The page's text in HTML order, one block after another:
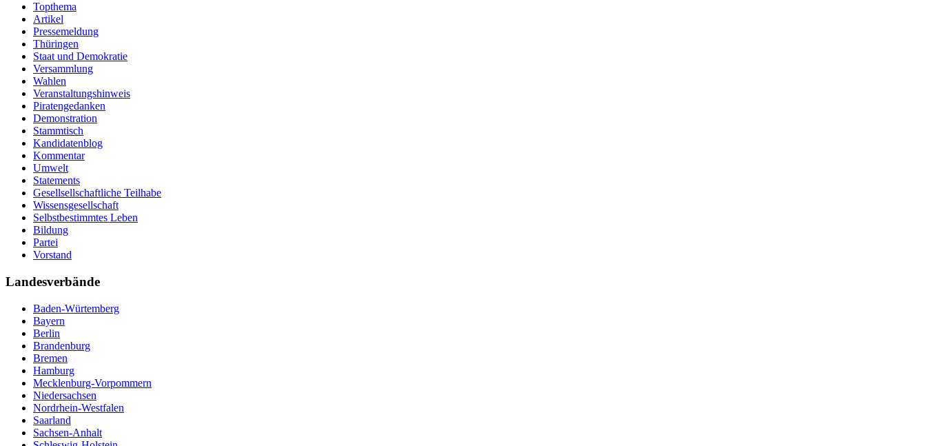
Topthema
Artikel
Pressemeldung
Thüringen
Staat und Demokratie
Versammlung
Wahlen
Veranstaltungshinweis
Piratengedanken
Demonstration
Stammtisch
Kandidatenblog
Kommentar
Umwelt
Statements
Gesellsellschaftliche Teilhabe
Wissensgesellschaft
Selbstbestimmtes Leben
Bildung
Partei
Vorstand
Landesverbände
Baden-Würtemberg
Bayern
Berlin
Brandenburg
Bremen
Hamburg
Mecklenburg-Vorpommern
Niedersachsen
Nordrhein-Westfalen
Saarland
Sachsen-Anhalt